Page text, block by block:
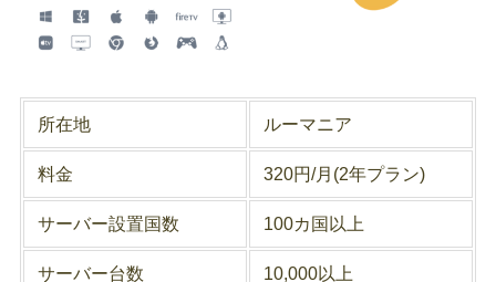
所在地 ルーマニア
料金 320円/月(2年プラン)
サーバー設置国数 100カ国以上
サーバー台数 10,000以上